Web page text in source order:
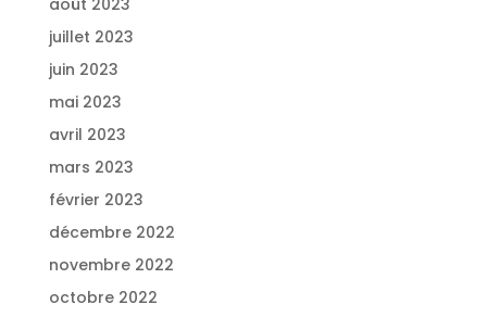
juillet 2023
juin 2023
mai 2023
avril 2023
mars 2023
février 2023
décembre 2022
novembre 2022
octobre 2022